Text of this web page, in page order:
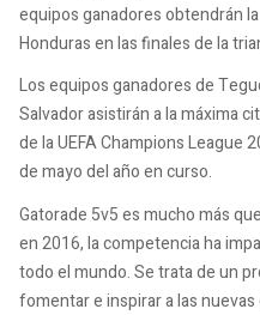
equipos ganadores obtendrán
Honduras en las finales de la
Los equipos ganadores de
Salvador asistirán a la máxima
de la UEFA Champions League
de mayo del año en curso.
Gatorade 5v5 es mucho más
en 2016, la competencia ha
todo el mundo. Se trata de un
fomentar e inspirar a las